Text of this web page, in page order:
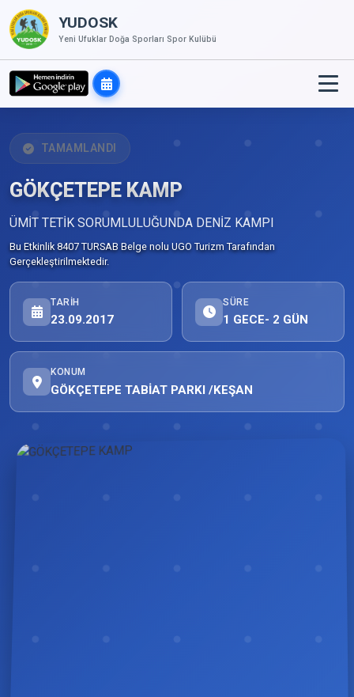
YUDOSK
Yeni Ufuklar Doğa Sporları Spor Kulübü
TAMAMLANDI
GÖKÇETEPE KAMP
ÜMİT TETİK SORUMLULUĞUNDA DENİZ KAMPI
Bu Etkinlik 8407 TURSAB Belge nolu UGO Turizm Tarafından
Gerçekleştirilmektedir.
TARIH
23.09.2017
SÜRE
1 GECE- 2 GÜN
KONUM
GÖKÇETEPE TABİAT PARKI /KEŞAN